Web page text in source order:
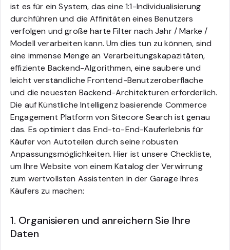
ist es für ein System, das eine 1:1-Individualisierung
durchführen und die Affinitäten eines Benutzers
verfolgen und große harte Filter nach Jahr / Marke /
Modell verarbeiten kann. Um dies tun zu können, sind
eine immense Menge an Verarbeitungskapazitäten,
effiziente Backend-Algorithmen, eine saubere und
leicht verständliche Frontend-Benutzeroberfläche
und die neuesten Backend-Architekturen erforderlich.
Die auf Künstliche Intelligenz basierende Commerce
Engagement Platform von Sitecore Search ist genau
das. Es optimiert das End-to-End-Kauferlebnis für
Käufer von Autoteilen durch seine robusten
Anpassungsmöglichkeiten. Hier ist unsere Checkliste,
um Ihre Website von einem Katalog der Verwirrung
zum wertvollsten Assistenten in der Garage Ihres
Käufers zu machen:
1. Organisieren und anreichern Sie Ihre
Daten